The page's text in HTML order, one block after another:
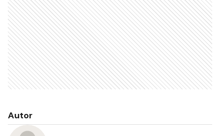
Autor